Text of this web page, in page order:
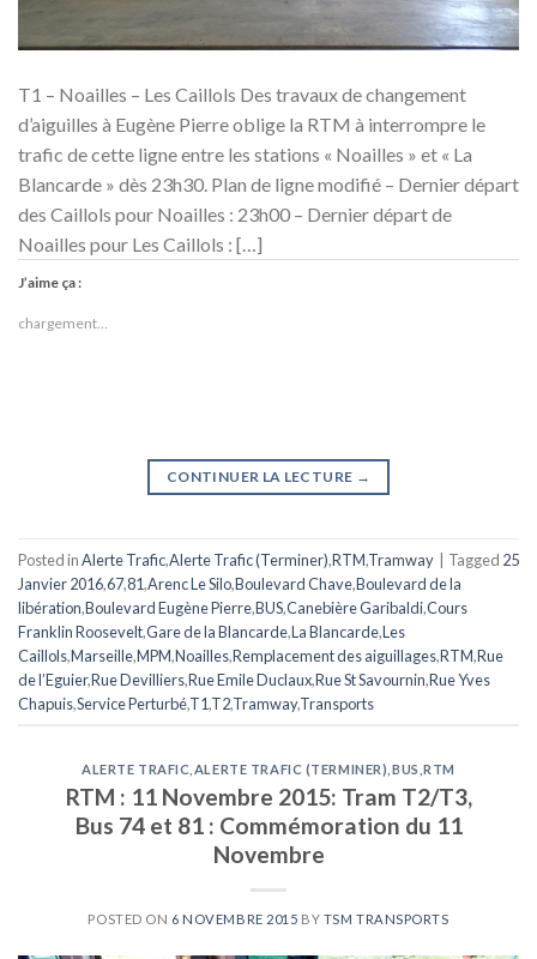
T1 – Noailles – Les Caillols Des travaux de changement
d’aiguilles à Eugène Pierre oblige la RTM à interrompre le
trafic de cette ligne entre les stations « Noailles » et « La
Blancarde » dès 23h30. Plan de ligne modifié – Dernier départ
des Caillols pour Noailles : 23h00 – Dernier départ de
Noailles pour Les Caillols : […]
J’aime ça :
chargement…
CONTINUER LA LECTURE →
Posted inAlerte Trafic,Alerte Trafic (Terminer),RTM,Tramway Tagged 25
Janvier 2016,67,81,Arenc Le Silo,Boulevard Chave,Boulevard de la
libération,Boulevard Eugène Pierre,BUS,Canebière Garibaldi,Cours
Franklin Roosevelt,Gare de la Blancarde,La Blancarde,Les
Caillols,Marseille,MPM,Noailles,Remplacement des aiguillages,RTM,Rue
de l’Eguier,Rue Devilliers,Rue Emile Duclaux,Rue St Savournin,Rue Yves
Chapuis,Service Perturbé,T1,T2,Tramway,Transports
ALERTE TRAFIC ALERTE TRAFIC (TERMINER) BUS ,RTM
RTM : 11 Novembre 2015: Tram T2/T3,
Bus 74 et 81 : Commémoration du 11
Novembre
POSTED ON 6 NOVEMBRE 2015 BY TSM TRANSPORTS